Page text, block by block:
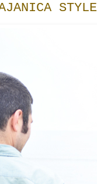
STYLE